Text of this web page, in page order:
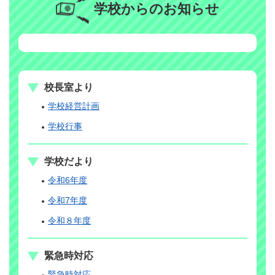
学校からのお知らせ
校長室より
学校経営計画
学校行事
学校だより
令和6年度
令和7年度
令和８年度
緊急時対応